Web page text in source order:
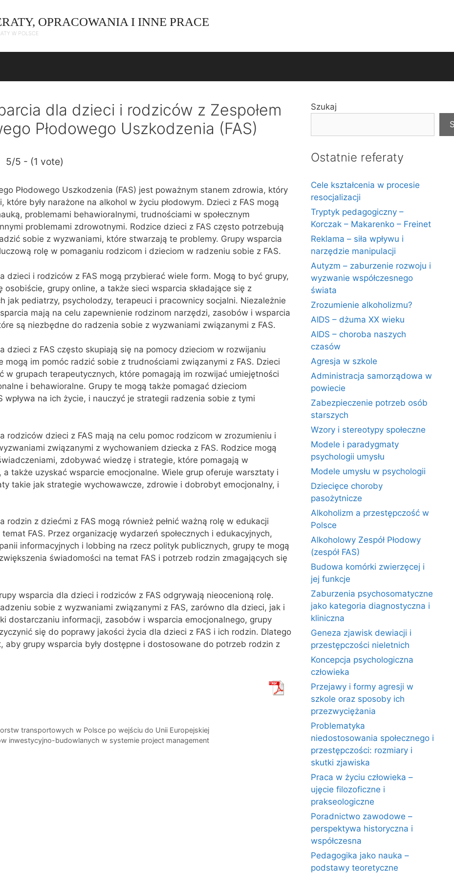
OPRACOWANIA I INNE PRACE
W POLSCE
dla dzieci i rodziców z Zespołem
Płodowego Uszkodzenia (FAS)
5/5 - (1 vote)
Płodowego Uszkodzenia (FAS) jest poważnym stanem zdrowia, który
które były narażone na alkohol w życiu płodowym. Dzieci z FAS mogą
problemami behawioralnymi, trudnościami w społecznym
problemami zdrowotnymi. Rodzice dzieci z FAS często potrzebują
sobie z wyzwaniami, które stwarzają te problemy. Grupy wsparcia
rolę w pomaganiu rodzicom i dzieciom w radzeniu sobie z FAS.
dzieci i rodziców z FAS mogą przybierać wiele form. Mogą to być grupy,
osobiście, grupy online, a także sieci wsparcia składające się z
jak pediatrzy, psycholodzy, terapeuci i pracownicy socjalni. Niezależnie
mają na celu zapewnienie rodzinom narzędzi, zasobów i wsparcia
są niezbędne do radzenia sobie z wyzwaniami związanymi z FAS.
dzieci z FAS często skupiają się na pomocy dzieciom w rozwijaniu
mogą im pomóc radzić sobie z trudnościami związanymi z FAS. Dzieci
w grupach terapeutycznych, które pomagają im rozwijać umiejętności
i behawioralne. Grupy te mogą także pomagać dzieciom
wpływa na ich życie, i nauczyć je strategii radzenia sobie z tymi
rodziców dzieci z FAS mają na celu pomoc rodzicom w zrozumieniu i
związanymi z wychowaniem dziecka z FAS. Rodzice mogą
zdobywać wiedzę i strategie, które pomagają w
a także uzyskać wsparcie emocjonalne. Wiele grup oferuje warsztaty i
takie jak strategie wychowawcze, zdrowie i dobrobyt emocjonalny, i
rodzin z dziećmi z FAS mogą również pełnić ważną rolę w edukacji
temat FAS. Przez organizację wydarzeń społecznych i edukacyjnych,
informacyjnych i lobbing na rzecz polityk publicznych, grupy te mogą
świadomości na temat FAS i potrzeb rodzin zmagających się
wsparcia dla dzieci i rodziców z FAS odgrywają nieocenioną rolę.
sobie z wyzwaniami związanymi z FAS, zarówno dla dzieci, jak i
dostarczaniu informacji, zasobów i wsparcia emocjonalnego, grupy
się do poprawy jakości życia dla dzieci z FAS i ich rodzin. Dlatego
aby grupy wsparcia były dostępne i dostosowane do potrzeb rodzin z
transportowych w Polsce po wejściu do Unii Europejskiej
inwestycyjno-budowlanych w systemie project management
Szukaj
Ostatnie referaty
Cele kształcenia w procesie
resocjalizacji
Tryptyk pedagogiczny –
Korczak – Makarenko – Freinet
Reklama – siła wpływu i
narzędzie manipulacji
Autyzm – zaburzenie rozwoju i
wyzwanie współczesnego
świata
Zrozumienie alkoholizmu?
AIDS – dżuma XX wieku
AIDS – choroba naszych
czasów
Agresja w szkole
Administracja samorządowa w
powiecie
Zabezpieczenie potrzeb osób
starszych
Wzory i stereotypy społeczne
Modele i paradygmaty
psychologii umysłu
Modele umysłu w psychologii
Dziecięce choroby
pasożytnicze
Alkoholizm a przestępczość w
Polsce
Alkoholowy Zespół Płodowy
(zespół FAS)
Budowa komórki zwierzęcej i
jej funkcje
Zaburzenia psychosomatyczne
jako kategoria diagnostyczna i
kliniczna
Geneza zjawisk dewiacji i
przestępczości nieletnich
Koncepcja psychologiczna
człowieka
Przejawy i formy agresji w
szkole oraz sposoby ich
przezwyciężania
Problematyka
niedostosowania społecznego i
przestępczości: rozmiary i
skutki zjawiska
Praca w życiu człowieka –
ujęcie filozoficzne i
prakseologiczne
Poradnictwo zawodowe –
perspektywa historyczna i
współczesna
Pedagogika jako nauka –
podstawy teoretyczne